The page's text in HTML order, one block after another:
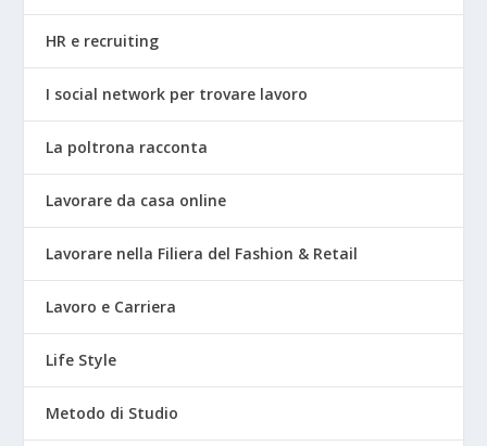
HR e recruiting
I social network per trovare lavoro
La poltrona racconta
Lavorare da casa online
Lavorare nella Filiera del Fashion & Retail
Lavoro e Carriera
Life Style
Metodo di Studio